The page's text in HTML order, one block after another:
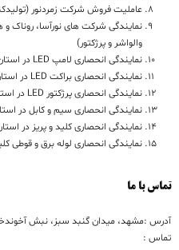
عاملیت فروش شرکت زمردنور
نمایندگی شرکت های نورآسا، روناک و
والواشر و پرژکتور)
نمایندگی انحصاری لامپ LED در استان خراسان و مشهد
نمایندگی انحصاری براکت LED در استان خراسان و مشهد
نمایندگی انحصاری پرژکتور LED در استان خراسان و مشهد
نمایندگی انحصاری سیم و کابل در
نمایندگی انحصاری کلید و پریز در
نمایندگی انحصاری لوله برق و قوطی
تماس با ما
آدرس :مشهد، میدان گنبد سبز، نبش
تماس :